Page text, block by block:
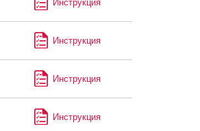
Инструкция
Инструкция
Инструкция
Инструкция